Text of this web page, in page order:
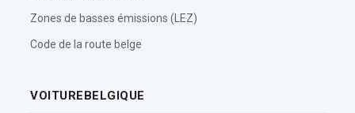
Zones de basses émissions (LEZ)
Code de la route belge
VOITUREBELGIQUE